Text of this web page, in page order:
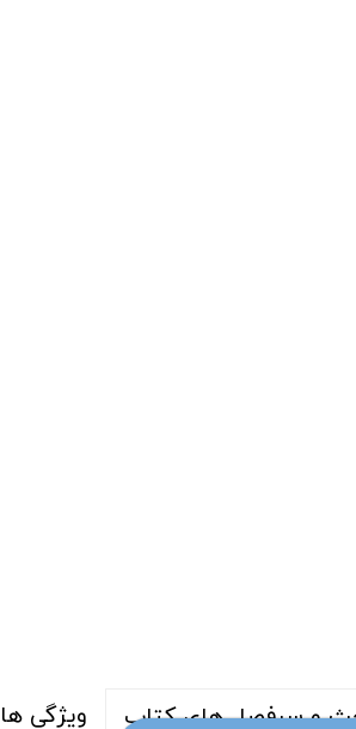
و سرفصل های کتاب ویژگی